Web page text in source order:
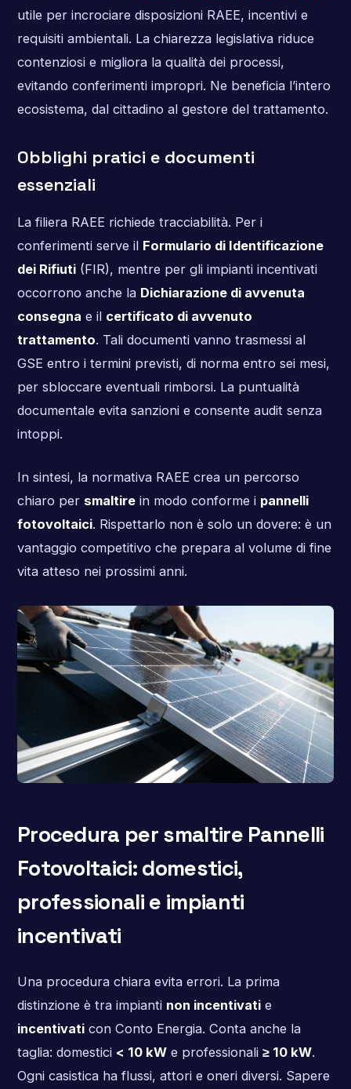
utile per incrociare disposizioni RAEE, incentivi e
requisiti ambientali. La chiarezza legislativa riduce
contenziosi e migliora la qualità dei processi,
evitando conferimenti impropri. Ne beneficia l’intero
ecosistema, dal cittadino al gestore del trattamento.
Obblighi pratici e documenti
essenziali
La filiera RAEE richiede tracciabilità. Per i
conferimenti serve il Formulario di Identificazione
dei Rifiuti(FIR), mentre per gli impianti incentivati
occorrono anche la Dichiarazione di avvenuta
consegna e il certificato di avvenuto
trattamento. Tali documenti vanno trasmessi al
GSE entro i termini previsti, di norma entro sei mesi,
per sbloccare eventuali rimborsi. La puntualità
documentale evita sanzioni e consente audit senza
intoppi.
In sintesi, la normativa RAEE crea un percorso
chiaro per smaltirein modo conforme i pannelli
fotovoltaici. Rispettarlo non è solo un dovere: è un
vantaggio competitivo che prepara al volume di fine
vita atteso nei prossimi anni.
Procedura per smaltire Pannelli
Fotovoltaici: domestici,
professionali e impianti
incentivati
Una procedura chiara evita errori. La prima
distinzione è tra impianti non incentivatie
incentivaticon Conto Energia. Conta anche la
taglia: domestici < 10 kWe professionali ≥ 10 kW.
Ogni casistica ha flussi, attori e oneri diversi. Sapere